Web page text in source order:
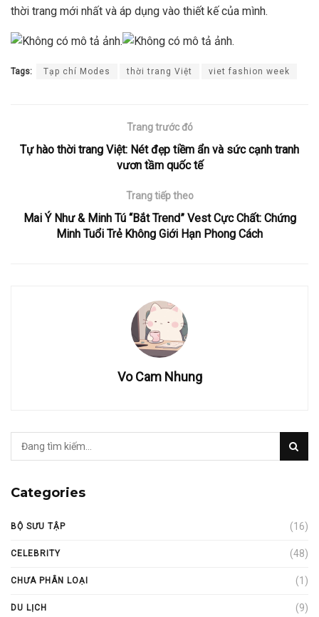
thời trang mới nhất và áp dụng vào thiết kế của mình.
Tags: Tạp chí Modes thời trang Việt viet fashion week
Trang trước đó
Tự hào thời trang Việt: Nét đẹp tiềm ẩn và sức cạnh tranh
vươn tầm quốc tế
Trang tiếp theo
Mai Ý Như & Minh Tú “Bắt Trend” Vest Cực Chất: Chứng
Minh Tuổi Trẻ Không Giới Hạn Phong Cách
Vo Cam Nhung
Categories
BỘ SƯU TẬP (16)
CELEBRITY (48)
CHƯA PHÂN LOẠI (1)
DU LỊCH (9)